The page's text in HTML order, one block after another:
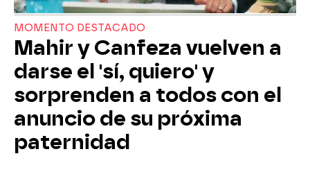
MOMENTO DESTACADO
Mahir y Canfeza vuelven a
darse el 'sí, quiero' y
sorprenden a todos con el
anuncio de su próxima
paternidad